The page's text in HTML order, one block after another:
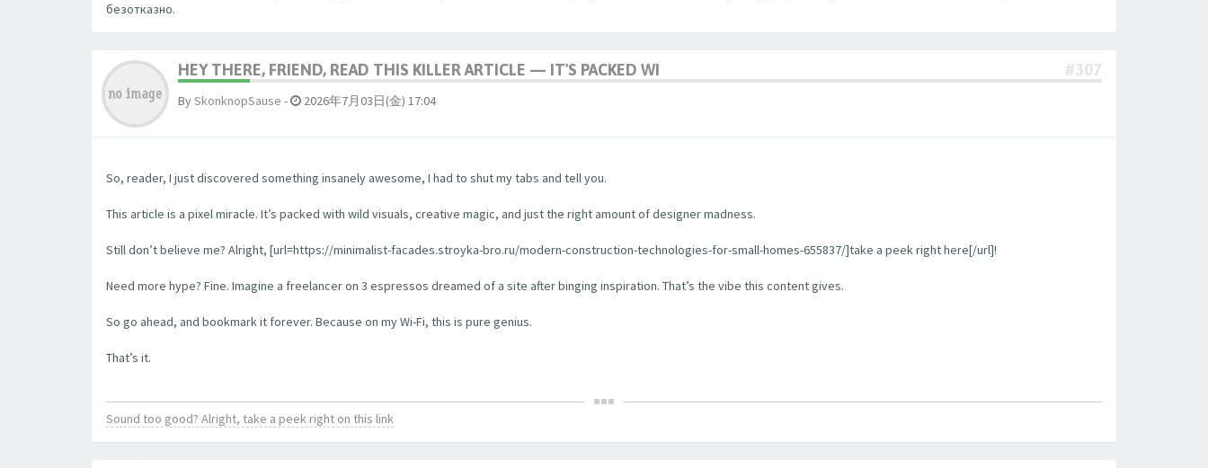
безотказно.
HEY THERE, FRIEND, READ THIS KILLER ARTICLE — IT'S PACKED WI #307
BySkonknopSause - 2026年7月03日(金) 17:04
So, reader, I just discovered something insanely awesome, I had to shut my tabs and tell you.
This article is a pixel miracle. It’s packed with wild visuals, creative magic, and just the right amount of designer madness.
Still don’t believe me? Alright, [url=https://minimalist-facades.stroyka-bro.ru/modern-construction-technologies-for-small-homes-655837/]take a peek right here[/url]!
Need more hype? Fine. Imagine a freelancer on 3 espressos dreamed of a site after binging inspiration. That’s the vibe this content gives.
So go ahead, and bookmark it forever. Because on my Wi-Fi, this is pure genius.
That’s it.
Sound too good? Alright, take a peek right on this link